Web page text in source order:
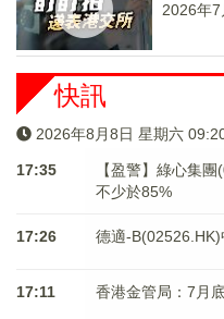
2026年
快訊
2026年8月8日 星期六
17:35
【盈警】綠心集
不少於85%
17:26 德適-
17:11 香港金管局：7月